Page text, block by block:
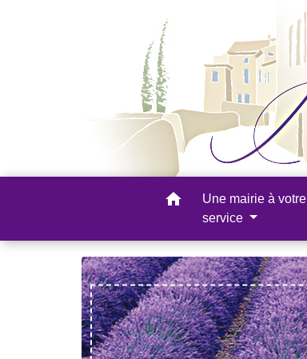
home
Une mairie à votre
service